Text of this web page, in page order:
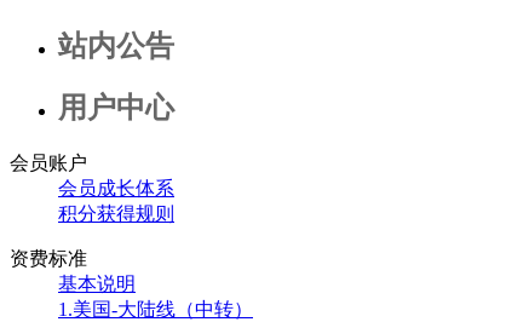
站内公告
用户中心
会员账户
会员成长体系
积分获得规则
资费标准
基本说明
1.美国-大陆线（中转）